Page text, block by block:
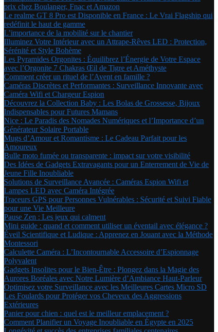
prix chez Boulanger, Fnac et Amazon
Le realme GT 8 Pro est Disponible en France : Le Vrai Flagship qui
redéfinit le haut de gamme
L’importance de la mobilité sur le chantier
Illuminez Votre Intérieur avec un Attrape-Rêves LED : Protection,
Sérénité et Style Bohème
Les Pyramides Orgonites : Équilibrez l’Énergie de Votre Espace
avec l’Orgonite 7 Chakras Œil de Tigre et Améthyste
Comment créer un rituel de l’Avent en famille ?
Caméras Discrètes et Performantes : Surveillance Innovante avec
Caméra Wifi et Chargeur Espion
Découvrez la Collection Baby : Les Bolas de Grossesse, Bijoux
Indispensables pour Futures Mamans
Nice : Le Paradis des Nomades Numériques et l’Importance d’un
Générateur Solaire Portable
Mugs d’Amour et Romantisme : Le Cadeau Parfait pour les
Amoureux
Bulle moto fumée ou transparente : impact sur votre visibilité
Des Idées de Gadgets Extravagants pour un Enterrement de Vie de
Jeune Fille Inoubliable
Solutions de Surveillance Avancée : Caméras Espion Wifi et
Lampes LED avec Caméra Intégrée
Traceurs GPS pour Personnes Vulnérables : Sécurité et Suivi Fiable
pour une Vie Meilleure
Pause Zen : Les jeux qui calment
Mini guide : quand et comment utiliser un éventail avec élégance ?
Éveil Scientifique et Ludique : Apprenez en Jouant avec la Méthode
Montessori
Calculette Caméra : L’Incontournable Accessoire d’Espionnage
Polyvalent
Gadgets Insolites pour le Bien-Être : Plongez dans la Magie des
Aurores Boréales avec Notre Lumière d’Ambiance Haut-Parleur
Optimisez votre Surveillance avec les Meilleures Cartes Micro SD
Les Foulards pour Protéger vos Cheveux des Aggressions
Extérieures
Panier pour chien : quel est le meilleur emplacement ?
Comment Planifier un Voyage Inoubliable en Égypte en 2025